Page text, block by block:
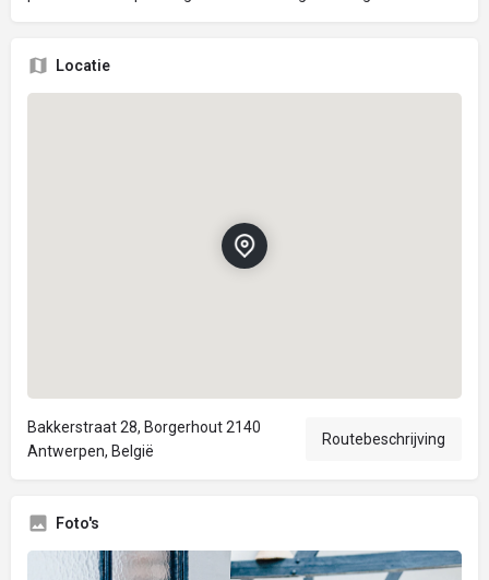
Locatie
Bakkerstraat 28, Borgerhout 2140
Antwerpen, België
Routebeschrijving
Foto's